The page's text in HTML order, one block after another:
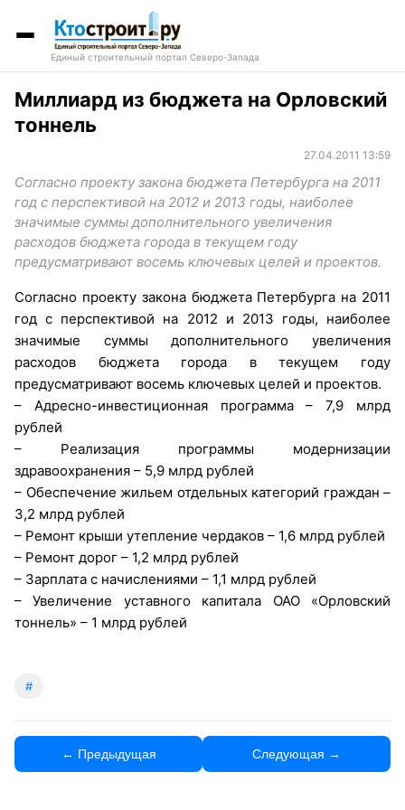
Единый строительный портал Северо-Запада
Миллиард из бюджета на Орловский
тоннель
27.04.2011 13:59
Согласно проекту закона бюджета Петербурга на 2011
год с перспективой на 2012 и 2013 годы, наиболее
значимые суммы дополнительного увеличения
расходов бюджета города в текущем году
предусматривают восемь ключевых целей и проектов.
Согласно проекту закона бюджета Петербурга на 2011
год с перспективой на 2012 и 2013 годы, наиболее
значимые суммы дополнительного увеличения
расходов бюджета города в текущем году
предусматривают восемь ключевых целей и проектов.
– Адресно-инвестиционная программа – 7,9 млрд
рублей
– Реализация программы модернизации
здравоохранения – 5,9 млрд рублей
– Обеспечение жильем отдельных категорий граждан –
3,2 млрд рублей
– Ремонт крыши утепление чердаков – 1,6 млрд рублей
– Ремонт дорог – 1,2 млрд рублей
– Зарплата с начислениями – 1,1 млрд рублей
– Увеличение уставного капитала ОАО «Орловский
тоннель» – 1 млрд рублей
#
← Предыдущая Следующая →